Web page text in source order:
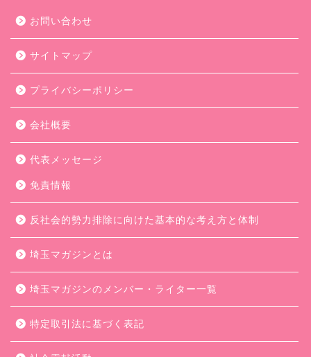
お問い合わせ
サイトマップ
プライバシーポリシー
会社概要
代表メッセージ
免責情報
反社会的勢力排除に向けた基本的な考え方と体制
埼玉マガジンとは
埼玉マガジンのメンバー・ライター一覧
特定取引法に基づく表記